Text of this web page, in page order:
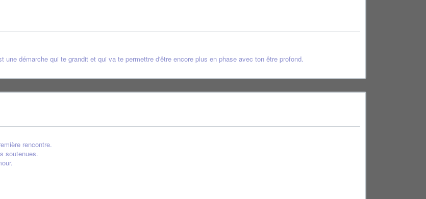
démarche qui te grandit et qui va te permettre d'être encore plus en phase avec ton être profond.
rencontre.
soutenues.